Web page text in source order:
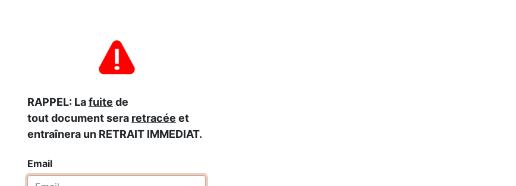
RAPPEL: Lafuite de
tout document sera retracée et
entraînera un RETRAIT IMMEDIAT.
Email